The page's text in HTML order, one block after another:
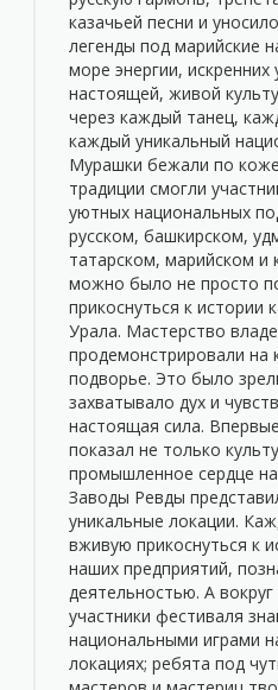
казачьей песни и
легенды под марийские
море энергии, искренних
настоящей, живой
через каждый танец,
каждый уникальный
Мурашки бежали по
традиции смогли
уютных национальных
русском, башкирском,
татарском, марийском и
можно было не просто
прикоснуться к истории
Урала. Мастерство
продемонстрировали на
подворье. Это было
захватывало дух и
настоящая сила.
показал не только
промышленное сердце
Заводы Ревды
уникальные локации.
вживую прикоснуться к
наших предприятий,
деятельностью. А
участники фестиваля
национальными играми
локациях; ребята под